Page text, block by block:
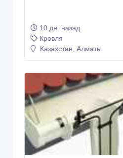
10 дн. назад
Кровля
Казахстан, Алматы